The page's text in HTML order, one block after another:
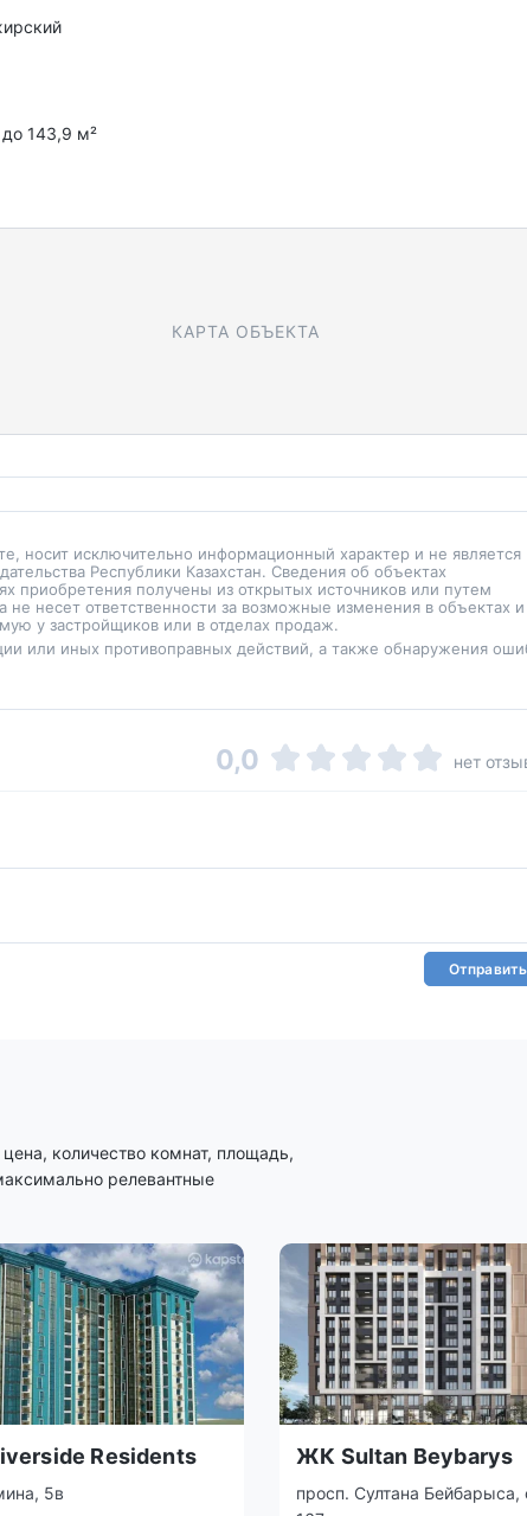
143,9 м²
КАРТА ОБЪЕКТА
носит исключительно информационный характер и не является
Республики Казахстан. Сведения об объектах
приобретения получены из открытых источников или путем
не несет ответственности за возможные изменения в объектах и
у застройщиков или в отделах продаж.
или иных противоправных действий, а также обнаружения
0,0 нет
Отправить
количество комнат, площадь,
релевантные
Residents
5в
ЖК Sultan Beybarys
просп. Султана Бейбарыса,